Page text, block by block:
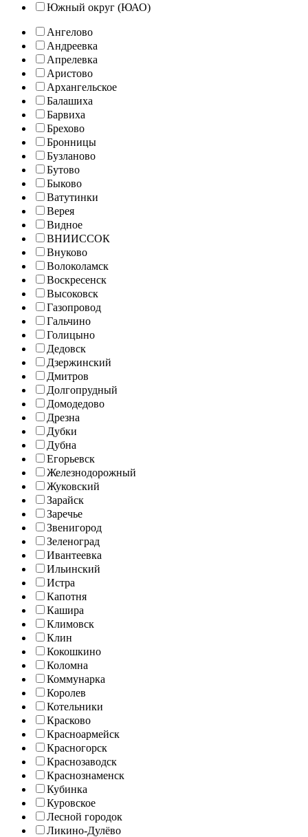
Южный округ (ЮАО)
Ангелово
Андреевка
Апрелевка
Аристово
Архангельское
Балашиха
Барвиха
Брехово
Бронницы
Бузланово
Бутово
Быково
Ватутинки
Верея
Видное
ВНИИССОК
Внуково
Волоколамск
Воскресенск
Высоковск
Газопровод
Гальчино
Голицыно
Дедовск
Дзержинский
Дмитров
Долгопрудный
Домодедово
Дрезна
Дубки
Дубна
Егорьевск
Железнодорожный
Жуковский
Зарайск
Заречье
Звенигород
Зеленоград
Ивантеевка
Ильинский
Истра
Капотня
Кашира
Климовск
Клин
Кокошкино
Коломна
Коммунарка
Королев
Котельники
Красково
Красноармейск
Красногорск
Краснозаводск
Краснознаменск
Кубинка
Куровское
Лесной городок
Ликино-Дулёво